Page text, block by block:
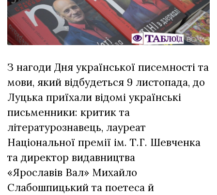
XIX
Спартакіада
VolWe...
29 Липня 2026
613 переглядів
Всі розділи
Персона
Лайф
Афіша
ZONE 18+
Контакти
Політика конфіденційності
З нагоди Дня української писемності та
мови, який відбудеться 9 листопада, до
Луцька приїхали відомі українські
письменники: критик та
літературознавець, лауреат
Національної премії ім. Т.Г. Шевченка
та директор видавництва
«Ярославів Вал» Михайло
Слабошпицький та поетеса й